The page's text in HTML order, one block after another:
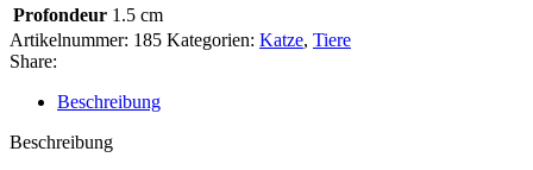
Profondeur 1.5 cm
Artikelnummer: 185 Kategorien: Katze, Tiere
Share:
Beschreibung
Beschreibung